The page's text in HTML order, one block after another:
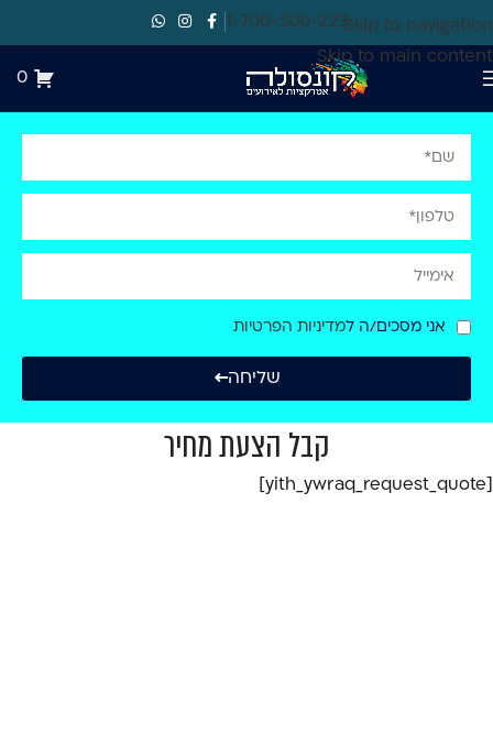
Skip to navigation
Skip to main content
1-700-500-223
0
אני מסכים/ה למדיניות הפרטיות
שליחה
קבל הצעת מחיר